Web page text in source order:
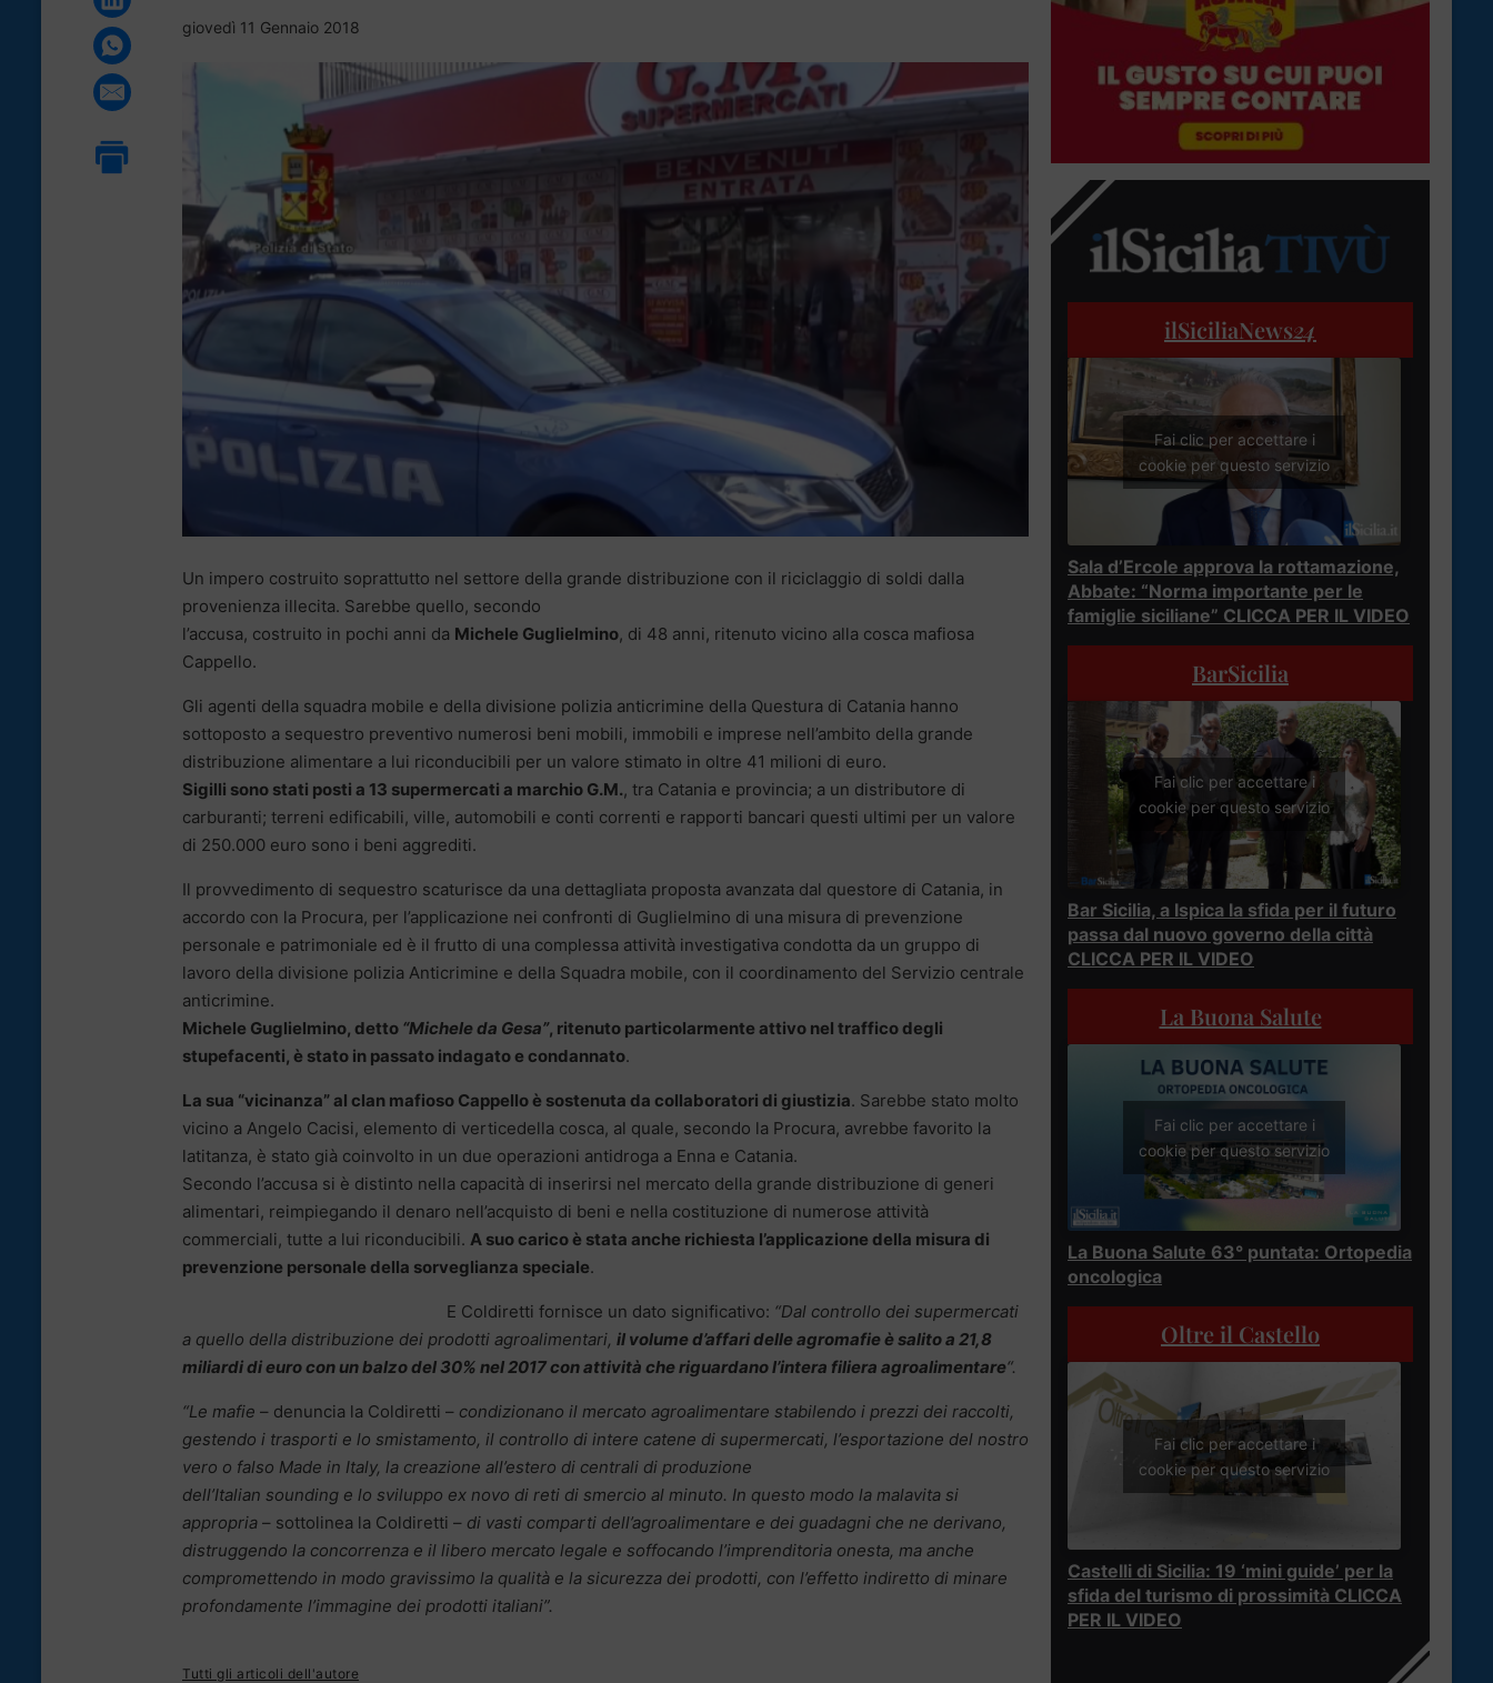
giovedì 11 Gennaio 2018
Un impero costruito soprattutto nel settore della grande distribuzione con il riciclaggio di soldi dalla
provenienza illecita. Sarebbe quello, secondo
l’accusa, costruito in pochi anni da Michele Guglielmino, di 48 anni, ritenuto vicino alla cosca mafiosa
Cappello.
Gli agenti della squadra mobile e della divisione polizia anticrimine della Questura di Catania hanno
sottoposto a sequestro preventivo numerosi beni mobili, immobili e imprese nell’ambito della grande
distribuzione alimentare a lui riconducibili per un valore stimato in oltre 41 milioni di euro.
Sigilli sono stati posti a 13 supermercati a marchio G.M., tra Catania e provincia; a un distributore di
carburanti; terreni edificabili, ville, automobili e conti correnti e rapporti bancari questi ultimi per un valore
di 250.000 euro sono i beni aggrediti.
Il provvedimento di sequestro scaturisce da una dettagliata proposta avanzata dal questore di Catania, in
accordo con la Procura, per l’applicazione nei confronti di Guglielmino di una misura di prevenzione
personale e patrimoniale ed è il frutto di una complessa attività investigativa condotta da un gruppo di
lavoro della divisione polizia Anticrimine e della Squadra mobile, con il coordinamento del Servizio centrale
anticrimine.
Michele Guglielmino, detto “Michele da Gesa”, ritenuto particolarmente attivo nel traffico degli
stupefacenti, è stato in passato indagato e condannato.
La sua “vicinanza” al clan mafioso Cappello è sostenuta da collaboratori di giustizia. Sarebbe stato molto
vicino a Angelo Cacisi, elemento di verticedella cosca, al quale, secondo la Procura, avrebbe favorito la
latitanza, è stato già coinvolto in un due operazioni antidroga a Enna e Catania.
Secondo l’accusa si è distinto nella capacità di inserirsi nel mercato della grande distribuzione di generi
alimentari, reimpiegando il denaro nell’acquisto di beni e nella costituzione di numerose attività
commerciali, tutte a lui riconducibili. A suo carico è stata anche richiesta l’applicazione della misura di
prevenzione personale della sorveglianza speciale.
E Coldiretti fornisce un dato significativo: “Dal controllo dei supermercati
a quello della distribuzione dei prodotti agroalimentari, il volume d’affari delle agromafie è salito a 21,8
miliardi di euro con un balzo del 30% nel 2017 con attività che riguardano l’intera filiera agroalimentare“.
“Le mafie – denuncia la Coldiretti – condizionano il mercato agroalimentare stabilendo i prezzi dei raccolti,
gestendo i trasporti e lo smistamento, il controllo di intere catene di supermercati, l’esportazione del nostro
vero o falso Made in Italy, la creazione all’estero di centrali di produzione
dell’Italian sounding e lo sviluppo ex novo di reti di smercio al minuto. In questo modo la malavita si
appropria – sottolinea la Coldiretti – di vasti comparti dell’agroalimentare e dei guadagni che ne derivano,
distruggendo la concorrenza e il libero mercato legale e soffocando l’imprenditoria onesta, ma anche
compromettendo in modo gravissimo la qualità e la sicurezza dei prodotti, con l’effetto indiretto di minare
profondamente l’immagine dei prodotti italiani”.
Tutti gli articoli dell'autore
ilSiciliaNews24
Fai clic per accettare i
cookie per questo servizio
Sala d’Ercole approva la rottamazione,
Abbate: “Norma importante per le
famiglie siciliane” CLICCA PER IL VIDEO
BarSicilia
Fai clic per accettare i
cookie per questo servizio
Bar Sicilia, a Ispica la sfida per il futuro
passa dal nuovo governo della città
CLICCA PER IL VIDEO
La Buona Salute
Fai clic per accettare i
cookie per questo servizio
La Buona Salute 63° puntata: Ortopedia
oncologica
Oltre il Castello
Fai clic per accettare i
cookie per questo servizio
Castelli di Sicilia: 19 ‘mini guide’ per la
sfida del turismo di prossimità CLICCA
PER IL VIDEO